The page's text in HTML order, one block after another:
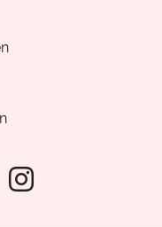
van
Cvandaag